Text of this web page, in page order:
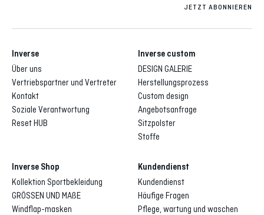
JETZT ABONNIEREN
Inverse
Über uns
Vertriebspartner und Vertreter
Kontakt
Soziale Verantwortung
Reset HUB
Inverse custom
DESIGN GALERIE
Herstellungsprozess
Custom design
Angebotsanfrage
Sitzpolster
Stoffe
Inverse Shop
Kollektion Sportbekleidung
GRÖSSEN UND MAßE
Windflap-masken
Kundendienst
Kundendienst
Häufige Fragen
Pflege, wartung und waschen